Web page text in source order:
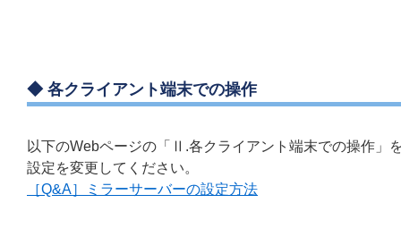
◆ 各クライアント端末での操作
以下のWebページの「Ⅱ.各クライアント端末での操作」
設定を変更してください。
［Q&A］ミラーサーバーの設定方法